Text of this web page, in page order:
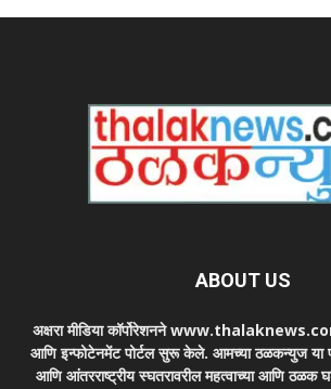
ABOUT US
अक्षरा मीडिया कॉर्पोरेशनने www.thalaknews.com
आणि इन्फोटेनमेंट पोर्टल सुरू केले. आमच्या ठळकन्युज या
आणि आंतरराष्ट्रीय स्घतरावरील महत्वाच्या आणि ठळक